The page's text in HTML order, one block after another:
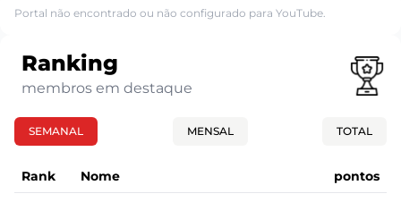
Portal não encontrado ou não configurado para YouTube.
Ranking
membros em destaque
SEMANAL MENSAL TOTAL
Rank Nome pontos